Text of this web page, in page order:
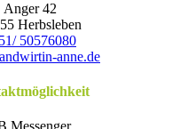
Anger 42
Herbsleben
50576080
anne.de